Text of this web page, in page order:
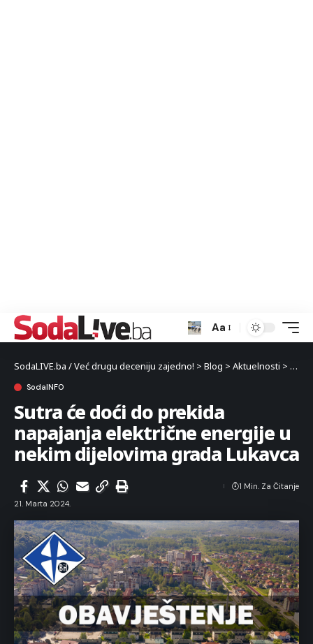
Aa
SodaLIVE.ba / Već drugu deceniju zajedno! > Blog > Aktuelnosti >
SodaINFO
Sutra će doći do prekida
napajanja električne energije u
nekim dijelovima grada Lukavca
21. Marta 2024.
1 Min. Za Čitanje